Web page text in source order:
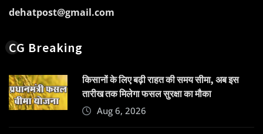
dehatpost@gmail.com
CG Breaking
किसानों के लिए बढ़ी राहत की समय सीमा, अब इस
तारीख तक मिलेगा फसल सुरक्षा का मौका
Aug 6, 2026